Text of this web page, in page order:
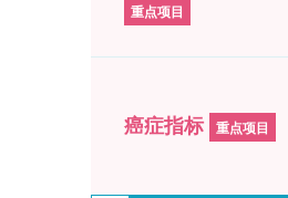
重点项目
癌症指标 重点项目